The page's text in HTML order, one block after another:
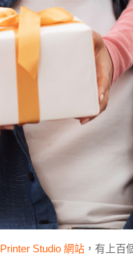
Printer Studio 網站 ，有上百